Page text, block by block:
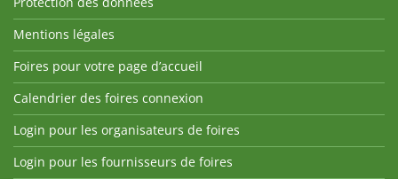
Mentions légales
Foires pour votre page d’accueil
Calendrier des foires connexion
Login pour les organisateurs de foires
Login pour les fournisseurs de foires